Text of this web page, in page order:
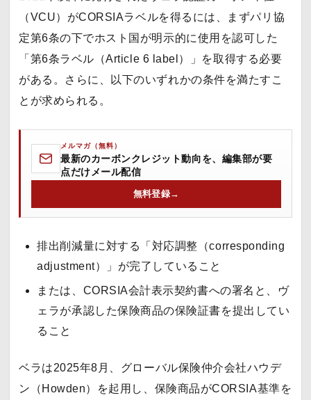
（VCU）がCORSIAラベルを得るには、まずパリ協
定第6条の下でホスト国が明示的に使用を認可した
「第6条ラベル（Article 6 label）」を取得する必要
がある。さらに、以下のいずれかの条件を満たすこ
とが求められる。
メルマガ（無料）
最新のカーボンクレジット動向を、編集部が要
点だけメール配信
無料登録→
排出削減量に対する「対応調整（corresponding
adjustment）」が完了していること
または、CORSIA会計表示契約書への署名と、ヴ
ェラが承認した保険商品の保険証書を提出してい
ること
ベラは2025年8月、グローバル保険仲介会社ハウデ
ン（Howden）を起用し、保険商品がCORSIA基準を